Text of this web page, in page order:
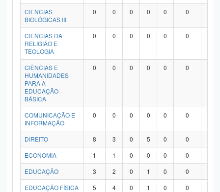
CIÊNCIAS
BIOLÓGICAS III
0 0 0 0 0 0
CIÊNCIAS DA
RELIGIÃO E
TEOLOGIA
0 0 0 0 0 0
CIÊNCIAS E
HUMANIDADES
PARA A
EDUCAÇÃO
BÁSICA
0 0 0 0 0 0
COMUNICAÇÃO E
INFORMAÇÃO
0 0 0 0 0 0
DIREITO 8 3 0 5 0 0
ECONOMIA
1 1 0 0 0 0
EDUCAÇÃO
3 2 0 1 0 0
EDUCAÇÃO FÍSICA
5 4 0 1 0 0